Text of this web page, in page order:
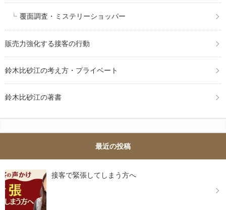
覆面調査・ミステリーショッパー
販売力強化する接客の行動
鈴木比砂江の考え方・プライベート
鈴木比砂江の著書
最近の投稿
接客で緊張してしまう方へ